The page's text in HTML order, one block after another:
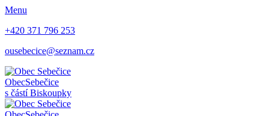
Menu
+420 371 796 253
ousebecice@seznam.cz
ObecSebečice
s částí Biskoupky